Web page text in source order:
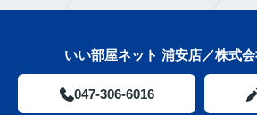
いい部屋ネット 浦安店／株式
047-306-6016